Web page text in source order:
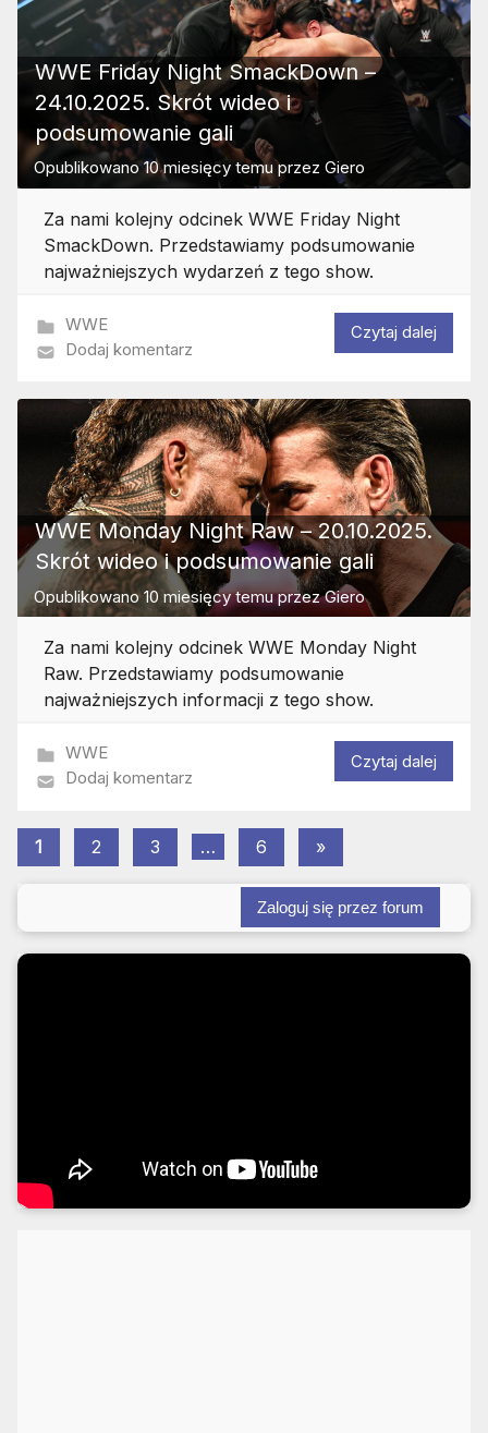
WWE Friday Night SmackDown –
24.10.2025. Skrót wideo i
podsumowanie gali
Opublikowano10 miesięcy temuprzez Giero
Za nami kolejny odcinek WWE Friday Night
SmackDown. Przedstawiamy podsumowanie
najważniejszych wydarzeń z tego show.
WWE
Dodaj komentarz
Czytaj dalej
WWE Monday Night Raw – 20.10.2025.
Skrót wideo i podsumowanie gali
Opublikowano10 miesięcy temuprzezGiero
Za nami kolejny odcinek WWE Monday Night
Raw. Przedstawiamy podsumowanie
najważniejszych informacji z tego show.
WWE
Dodaj komentarz
Czytaj dalej
Stronicowanie
wpisów
1 2 3 … 6
Następne
wpisy
»
Zaloguj się przez forum